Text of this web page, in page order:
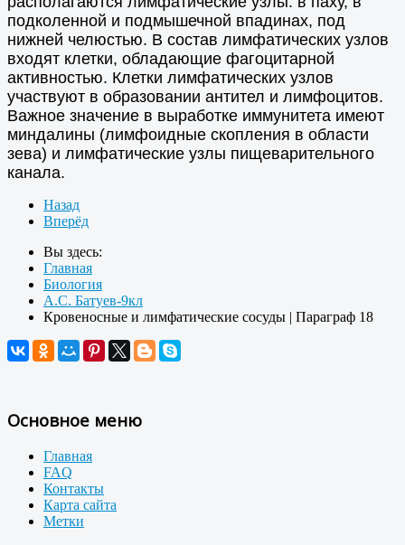
подколенной и подмышечной впадинах, под
нижней челюстью. В состав лимфатических узлов
входят клетки, обладающие фагоцитарной
активностью. Клетки лимфатических узлов
участвуют в образовании антител и лимфоцитов.
Важное значение в выработке иммунитета имеют
миндалины (лимфоидные скопления в области
зева) и лимфатические узлы пищеварительного
канала.
Назад
Вперёд
Вы здесь:
Главная
Биология
А.С. Батуев-9кл
Кровеносные и лимфатические сосуды | Параграф 18
Основное меню
Главная
FAQ
Контакты
Карта сайта
Метки